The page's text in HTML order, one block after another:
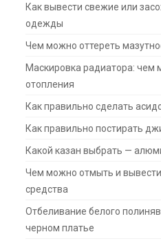
Как вывести свежие или
одежды
Чем можно оттереть
Маскировка радиатора: чем
отопления
Как правильно сделать
Как правильно постирать
Какой казан выбрать —
Чем можно отмыть и
средства
Отбеливание белого
черном платье